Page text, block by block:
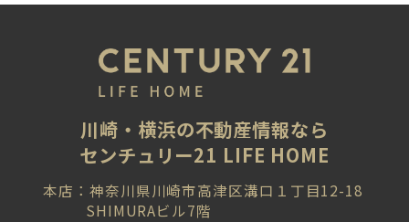
川崎・横浜の不動産情報なら
センチュリー21 LIFE HOME
本店：神奈川県川崎市高津区溝口１丁目12-18
SHIMURAビル7階